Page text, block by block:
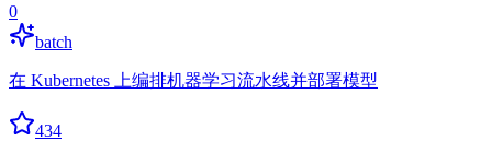
0
batch
在 Kubernetes 上编排机器学习流水线并部署模型
434